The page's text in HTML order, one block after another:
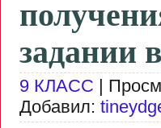
задании
9 КЛАСС |
Добавил: